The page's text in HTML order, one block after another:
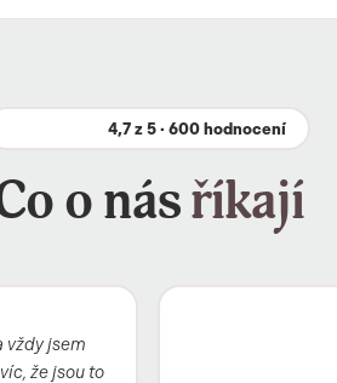
4,7 z 5 · 600 hodnocení
o násříkají
vždy jsem
že jsou to